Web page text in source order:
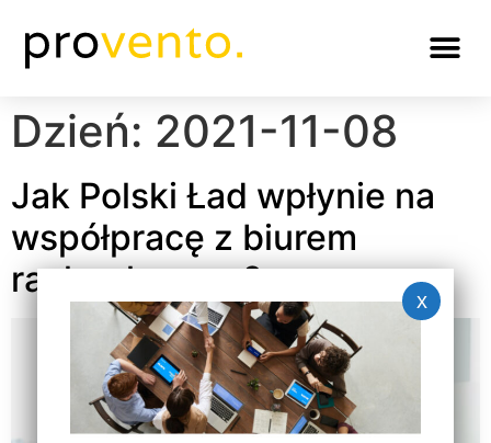
Dzień: 2021-11-08
Jak Polski Ład wpłynie na
współpracę z biurem
rachunkowym?